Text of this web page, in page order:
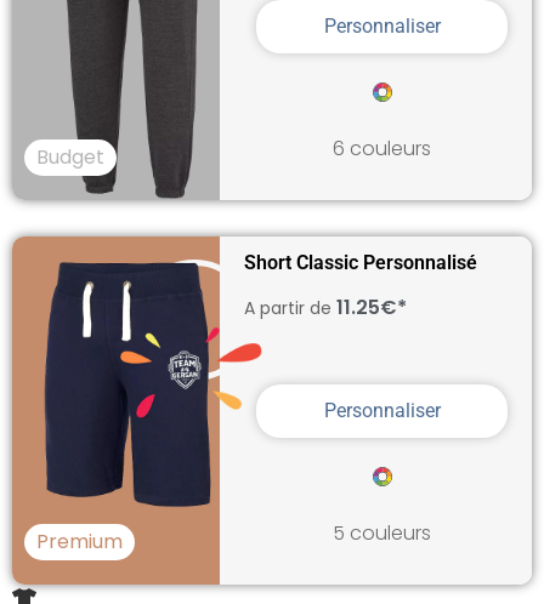
Budget
Personnaliser
6 couleurs
Premium
Short Classic Personnalisé
A partir de11.25€*
Personnaliser
5 couleurs